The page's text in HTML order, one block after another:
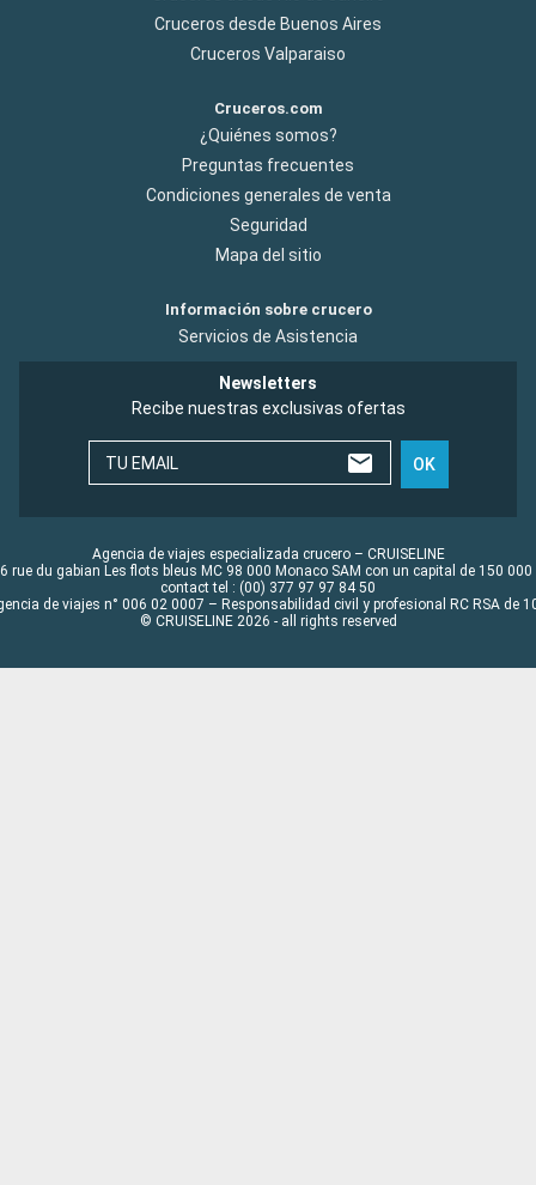
Cruceros desde Buenos Aires
Cruceros Valparaiso
Cruceros.com
¿Quiénes somos?
Preguntas frecuentes
Condiciones generales de venta
Seguridad
Mapa del sitio
Información sobre crucero
Servicios de Asistencia
Newsletters
Recibe nuestras exclusivas ofertas
TU EMAIL OK
Agencia de viajes especializada crucero – CRUISELINE
rue du gabian Les flots bleus MC 98 000 Monaco SAM con un capital de 150 000
contact tel : (00) 377 97 97 84 50
de viajes n° 006 02 0007 – Responsabilidad civil y profesional RC RSA de
© CRUISELINE 2026 - all rights reserved